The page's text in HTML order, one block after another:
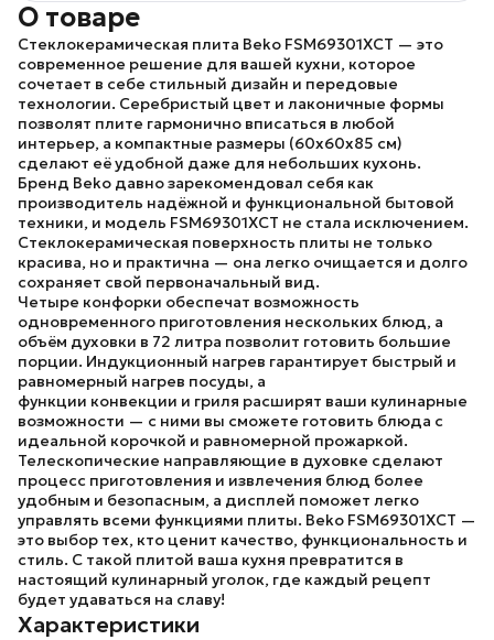
О товаре
Стеклокерамическая плита Beko FSM69301XCT — это
современное решение для вашей кухни, которое
сочетает в себе стильный дизайн и передовые
технологии. Серебристый цвет и лаконичные формы
позволят плите гармонично вписаться в любой
интерьер, а компактные размеры (60х60х85 см)
сделают её удобной даже для небольших кухонь.
Бренд Beko давно зарекомендовал себя как
производитель надёжной и функциональной бытовой
техники, и модель FSM69301XCT не стала исключением.
Стеклокерамическая поверхность плиты не только
красива, но и практична — она легко очищается и долго
сохраняет свой первоначальный вид.
Четыре конфорки обеспечат возможность
одновременного приготовления нескольких блюд, а
объём духовки в 72 литра позволит готовить большие
порции. Индукционный нагрев гарантирует быстрый и
равномерный нагрев посуды, а
функции конвекции и гриля расширят ваши кулинарные
возможности — с ними вы сможете готовить блюда с
идеальной корочкой и равномерной прожаркой.
Телескопические направляющие в духовке сделают
процесс приготовления и извлечения блюд более
удобным и безопасным, а дисплей поможет легко
управлять всеми функциями плиты. Beko FSM69301XCT —
это выбор тех, кто ценит качество, функциональность и
стиль. С такой плитой ваша кухня превратится в
настоящий кулинарный уголок, где каждый рецепт
будет удаваться на славу!
Характеристики